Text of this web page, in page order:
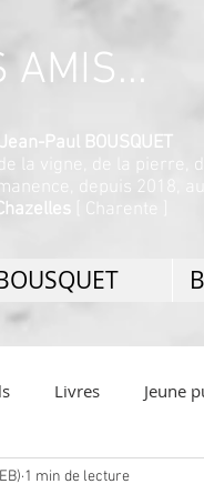
AMIS...
Paul BOUSQUET
la vigne, de la pierre,
depuis 2018, au
[ Charente ]
Livres Jeune
1 min de lecture